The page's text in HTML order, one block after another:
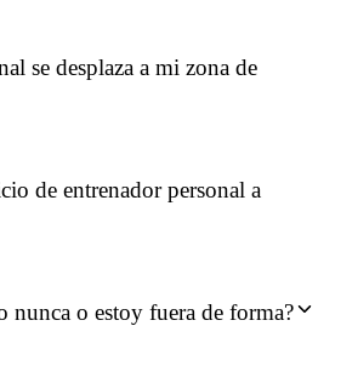
se desplaza a mi zona de
de entrenador personal a
nunca o estoy fuera de forma?